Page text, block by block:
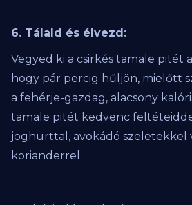
6. Tálald és élvezd:
Vegyed ki a csirkés tamale pitét
hogy pár percig hűljön, mielőtt
a fehérje-gazdag, alacsony
tamale pitét kedvenc
joghurttal, avokádó szeletekkel
korianderrel.